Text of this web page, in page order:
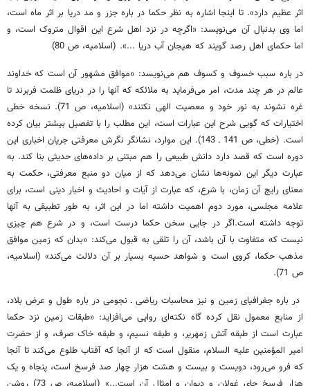
اثر عظیم دارد». تا اینجا اشاره به نظر حکما در باره جزر و مد دریا بر اثر ماه است،
اما وی بدنبال آن می‌نویسد: «اگرچه در نزد اهل شرع این اقوال متروک است، و
اما حکمای اهل رصد گویند که هیجان آب دریا ...». (اسلامیه، ص 80)
در باره سبب خسوف و کسوف هم می‌نویسد: «موافق مشهور آن است که خداوند
عالم در هر چند مدت، امر می‌فرماید به ملائکه که آنها را در دریای ظلمت فربرند تا
غره نشوند به نور خود و معصیت الهی نکنند» (اسلامیه، ص 71). نسخه خطی
اختیارات که گویی شرح این عبارات است، این مطلب را با تفصیل بیشتر بیان کرده
است. (خطی، ص 141 ـ 143). این موارد، نشانگر نگرش معرفتی جریان اخباری این
دوره است که قصد دارد دانش طبیعی را هم مبتنی بر داده‌های حدیثی بنا کند. به
عبارت دیگر این نمونه‌ها نشان می‌دهد که از میان دو منبع معرفتی، حکمت به
معنای رایج آن زمان، با شرع، که عبارت از آیات و احادیث و اخبار دینی است، برای
علامه مجلسی، مورد دوم اهمیت داشته اما در این اثر، به طور تطبیقی به آنها
توجه داشته است.اگر در جایی سخن حکما درست است، و در شرع هم چیزی
نیست که متفاوت با آن باشد، آن را تلقی به قبول می‌کند: «بدان که زمین موافق
مذهب حکما، کروی است و شواهد حسیه بسیار بر آن دلالت می‌کند» (اسلامیه،
ص 71).
در باره جغرافیای زمین و نیز محاسبات ریاضی ـ نجومی در باره طول و عرض بلاد،
از منابع معمول نقل کرده گاه نکته‌ای روایی می‌افزاید: «طبقات زمین نزد حکما
عبارت است از طبقه آتش زمهریر، و طبقه نسیم، و طبقه خاک صرف، و از حضرت
امیر المؤمنین علیه السلام، منقول است که از آنجا که آفتاب طلوع می‌کند تا آنجا
که فرو می‌رود، دویست و بیست و هشت هزار چهار صد فرسخ است، پنجاه و یک